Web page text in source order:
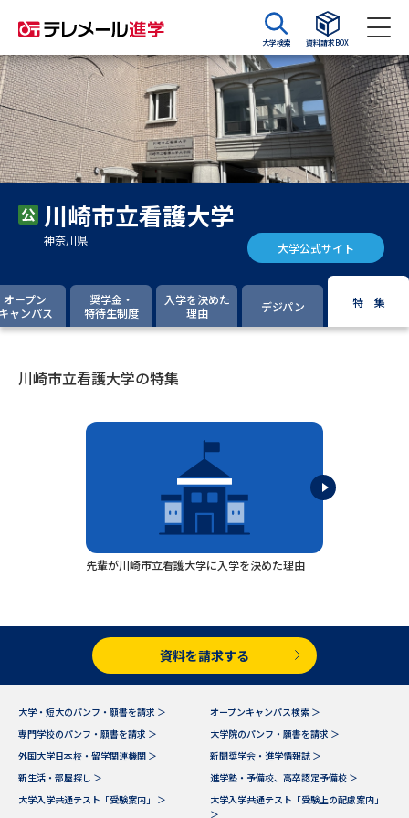
大学検索 資料請求BOX
資料請求 資料検索
大学・短大の資料種類から請求
大学パンフ 学部・学科パンフ
大学入学共通テスト利用選抜の
過去問題集
大学入学共通テスト「受験案
内」の請求
大学入学共通テスト「受験上の
高等学校卒業程度認定試験
幼稚園教員資格認定試験 小学校教員資格認定試験
大学研究 大学検索
大学で学べる内容や特徴を調べる
新増設大学・学部・学科特集
国際・グローバルに強い大学特
集
川崎市立看護大学
神奈川県 大学公式サイト
オープン
ャンパス
奨学金・
特待生制度
入学を決めた
理由
デジパン 特 集
川崎市立看護大学の特集
先輩が川崎市立看護大学に入学を決めた理由
資料を請求する
大学・短大のパンフ・願書を請求 ＞
オープンキャンパス検索 ＞
専門学校のパンフ・願書を請求 ＞
大学院のパンフ・願書を請求 ＞
外国大学日本校・留学関連機関 ＞
新聞奨学会・進学情報誌 ＞
新生活・部屋探し ＞
進学塾・予備校、高卒認定予備校 ＞
大学入学共通テスト「受験案内」 ＞
大学入学共通テスト「受験上の配慮案内」
＞